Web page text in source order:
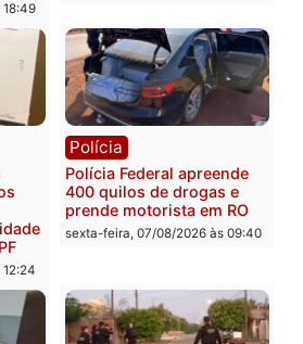
18:49
Política
Eleições 2026: Pastor
Evanildo pode ser o
primeiro pastor de
Federal
sexta-feira, 07/08/2026 às